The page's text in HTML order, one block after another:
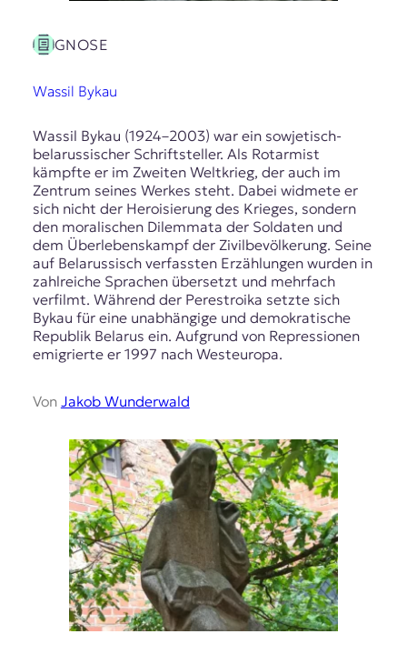
GNOSE
Wassil Bykau
Wassil Bykau (1924–2003) war ein sowjetisch-
belarussischer Schriftsteller. Als Rotarmist
kämpfte er im Zweiten Weltkrieg, der auch im
Zentrum seines Werkes steht. Dabei widmete er
sich nicht der Heroisierung des Krieges, sondern
den moralischen Dilemmata der Soldaten und
dem Überlebenskampf der Zivilbevölkerung. Seine
auf Belarussisch verfassten Erzählungen wurden in
zahlreiche Sprachen übersetzt und mehrfach
verfilmt. Während der Perestroika setzte sich
Bykau für eine unabhängige und demokratische
Republik Belarus ein. Aufgrund von Repressionen
emigrierte er 1997 nach Westeuropa.
Von Jakob Wunderwald